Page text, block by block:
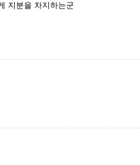
지분을 차지하는군